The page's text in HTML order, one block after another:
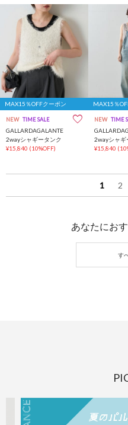
MAX15％OFFクーポン
NEW TIME SALE
GALLARDAGALANTE
2wayシャギータンク
¥15,840 (10%OFF)
MAX15％
NEW TIME
2wayシャギ
¥15,840
1 2
あなたにお